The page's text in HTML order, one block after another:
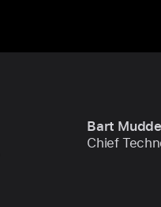
Bart Mudde
Chief